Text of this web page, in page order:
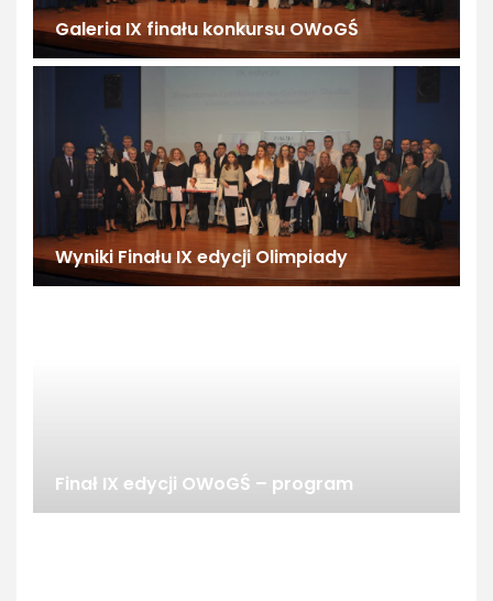
Galeria IX finału konkursu OWoGŚ
Wyniki Finału IX edycji Olimpiady
Finał IX edycji OWoGŚ – program